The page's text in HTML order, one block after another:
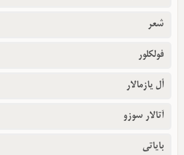
شعر
فولکلور
أل یازمالار
آتالار سوزو
بایاتی